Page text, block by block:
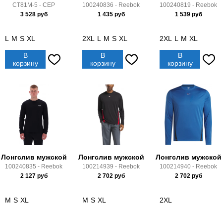
CT81M-5 - CEP
3 528руб
L M S XL
В
корзину
100240836 - Reebok
1 435руб
2XL L M S XL
В
корзину
100240819 - Reebok
1 539руб
2XL L M XL
В
корзину
Лонгслив мужской
100240835 - Reebok
2 127руб
M S XL
Лонгслив мужской
100214939 - Reebok
2 702руб
M S XL
Лонгслив мужской
100214940 - Reebok
2 702руб
2XL